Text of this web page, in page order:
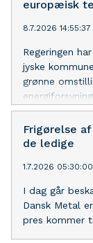
europæisk
8.7.2026 14:55:37
Regeringen
jyske
grønne
Metal.
Frigørelse
de ledige
1.7.2026
I dag går
Dansk Metal
pres kommer